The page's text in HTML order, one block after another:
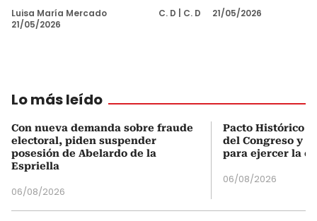
Luisa María Mercado
21/05/2026
C. D C. D 21/05/2026
Lo más leído
Con nueva demanda sobre fraude
electoral, piden suspender
posesión de Abelardo de la
Espriella
06/08/2026
Pacto Histórico
del Congreso y
para ejercer la
06/08/2026